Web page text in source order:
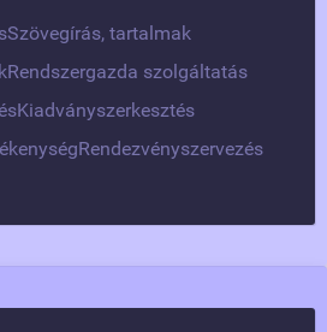
Szövegírás, tartalmak
Rendszergazda szolgáltatás
Kiadványszerkesztés
Rendezvényszervezés